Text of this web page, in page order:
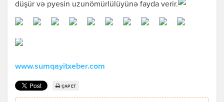
düşür və pyesin uzunömürlülüyünə fayda verir.
www.sumqayitxeber.com
ÇAP ET